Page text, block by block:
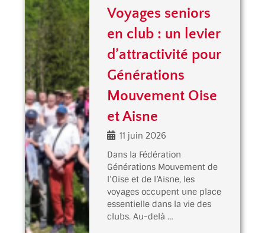
Voyages seniors
en club : un levier
d’attractivité pour
Générations
Mouvement Oise
et Aisne
11 juin 2026
Dans la Fédération
Générations Mouvement de
l’Oise et de l’Aisne, les
voyages occupent une place
essentielle dans la vie des
clubs. Au-delà …